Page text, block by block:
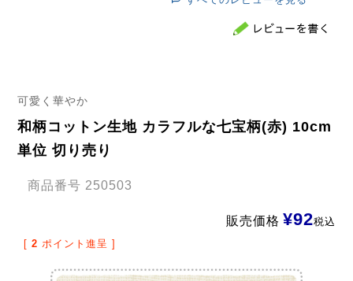
可愛く華やか
和柄コットン生地 カラフルな七宝柄(赤) 10cm
単位 切り売り
商品番号 250503
販売価格 ¥92税込
[ 2 ポイント進呈 ]